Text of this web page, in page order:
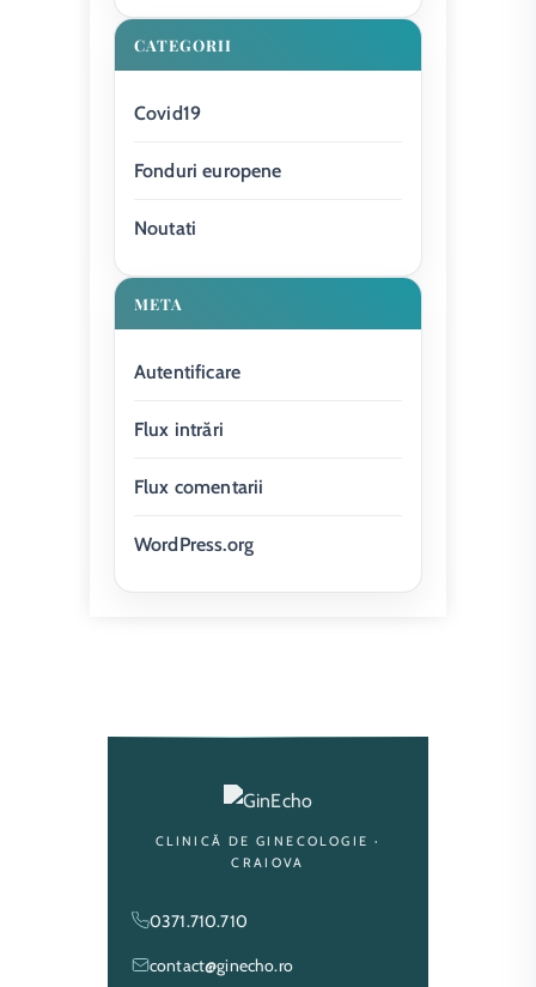
CATEGORII
Covid19
Fonduri europene
Noutati
META
Autentificare
Flux intrări
Flux comentarii
WordPress.org
CLINICĂ DE GINECOLOGIE ·
CRAIOVA
0371.710.710
contact@ginecho.ro